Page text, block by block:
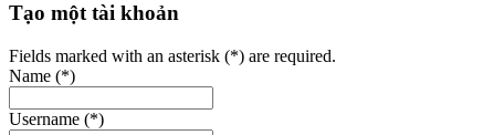
Tạo một tài khoản
Fields marked with an asterisk (*) are required.
Name (*)
Username (*)